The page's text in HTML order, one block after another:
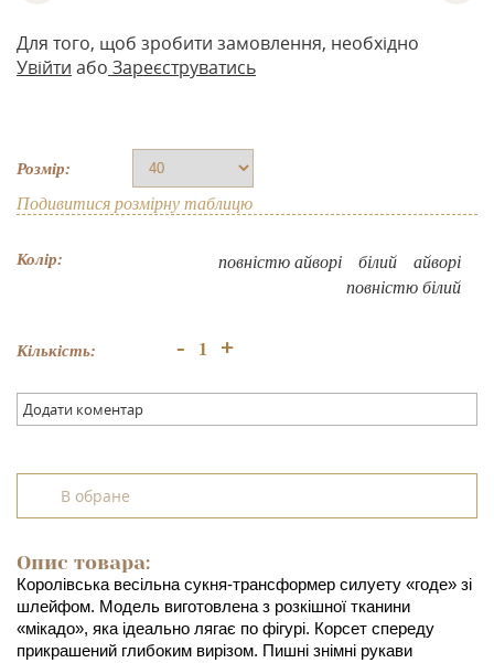
Для того, щоб зробити замовлення, необхідно
Увійти або Зареєструватись
Розмір:
Подивитися розмірну таблицю
Колір: айворі
білий
повнiстю айворi
повнiстю бiлий
Кількість: - +
Додати коментар
В обране
Опис товара:
Королівська весільна сукня-трансформер силуету «годе» зі
шлейфом. Модель виготовлена з розкішної тканини
«мікадо», яка ідеально лягає по фігурі. Корсет спереду
прикрашений глибоким вирізом. Пишні знімні рукави